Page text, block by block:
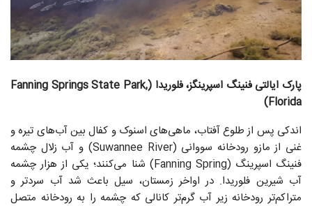
پارک ایالتی فنینگ اسپرینگز، فلوریدا (Fanning Springs State Park,
Florida)
اندکی پس از طلوع آفتاب، ماهی‌های اسنوک و کفال بین آب‌های تیره و
غنی از مازو رودخانه سووانی (Suwannee River) و آب زلال چشمه
فنینگ اسپرینگ (Fanning Spring) شنا می‌کنند؛ یکی از هزار چشمه
آب شیرین فلوریدا. در اواخر زمستان، سیل باعث شد آب سردتر و
متراکم‌تر رودخانه زیر آب گرم‌تر کانالی که چشمه را به رودخانه متصل